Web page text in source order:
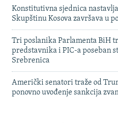
Konstitutivna sjednica
Skupštinu Kosova završava u
Tri poslanika Parlamenta BiH
predstavnika i PIC-a poseban
Srebrenica
Američki senatori traže od
ponovno uvođenje sankcija